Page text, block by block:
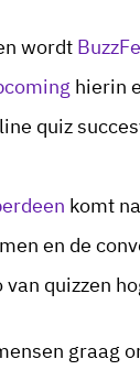
wordt
hierin
quiz
komt
en de
quizzen
graag